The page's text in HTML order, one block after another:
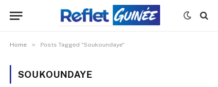
Home » Posts Tagged "Soukoundaye"
SOUKOUNDAYE